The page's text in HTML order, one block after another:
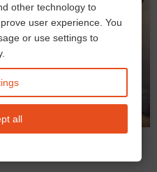
other technology to
user experience. You
or use settings to
all